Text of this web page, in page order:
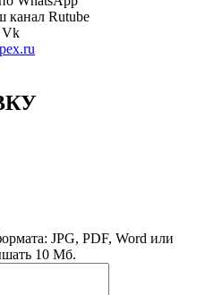
JPG, PDF, Word или
10 Мб.